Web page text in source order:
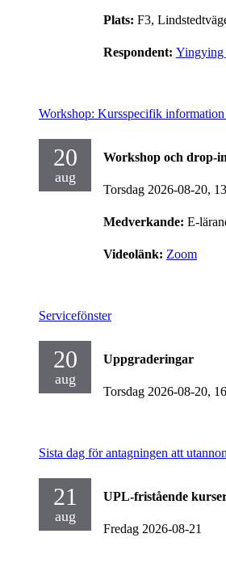
Plats: F3,
Respondent:
Workshop: Kursspecifik
20
aug
Workshop och drop-
Torsdag 2026-08-20,
Medverkande: E-
Videolänk: Zoom
Servicefönster
20
aug
Uppgraderingar
Torsdag 2026-08-20,
Sista dag för antagningen att
21
aug
UPL-fristående
Fredag 2026-08-21